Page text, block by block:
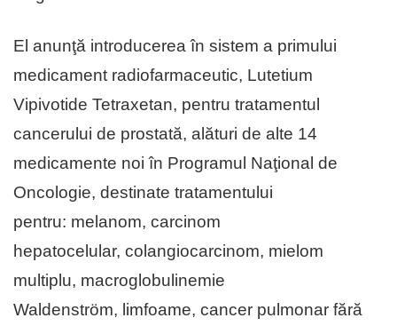
El anunţă introducerea în sistem a primului
medicament radiofarmaceutic, Lutetium
Vipivotide Tetraxetan, pentru tratamentul
cancerului de prostată, alături de alte 14
medicamente noi în Programul Naţional de
Oncologie, destinate tratamentului
pentru: melanom, carcinom
hepatocelular, colangiocarcinom, mielom
multiplu, macroglobulinemie
Waldenström, limfoame, cancer pulmonar fără